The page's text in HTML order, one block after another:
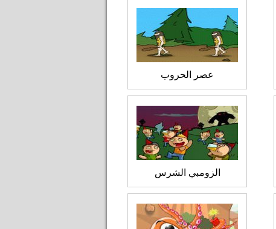
عصر الحروب
الزومبي الشرس